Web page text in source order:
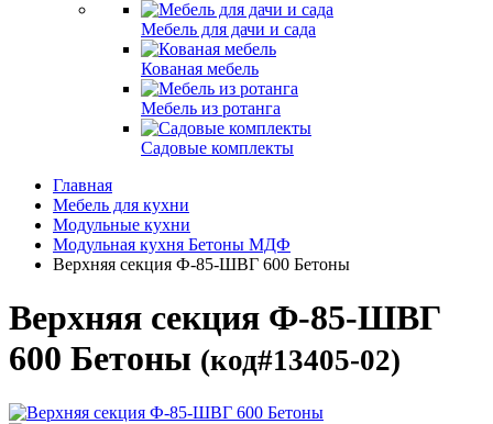
Мебель для дачи и сада
Кованая мебель
Мебель из ротанга
Садовые комплекты
Главная
Мебель для кухни
Модульные кухни
Модульная кухня Бетоны МДФ
Верхняя секция Ф-85-ШВГ 600 Бетоны
Верхняя секция Ф-85-ШВГ
600 Бетоны (код#13405-02)